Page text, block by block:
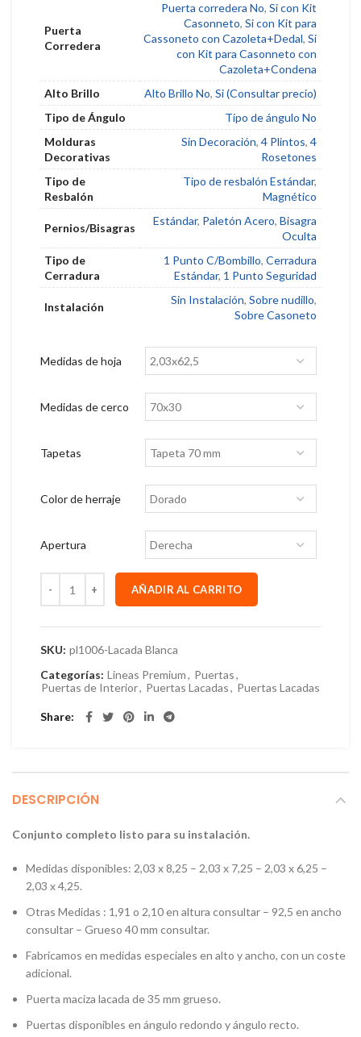
Puerta
Corredera
Puerta corredera No, Si con Kit
Casonneto, Si con Kit para
Cassoneto con Cazoleta+Dedal, Si
con Kit para Casonneto con
Cazoleta+Condena
Alto Brillo
Alto Brillo No, Si (Consultar precio)
Tipo de Ángulo
Tipo de ángulo No
Molduras
Decorativas
Sin Decoración, 4 Plintos, 4
Rosetones
Tipo de
Resbalón
Tipo de resbalón Estándar,
Magnético
Pernios/Bisagras
Estándar, Paletón Acero, Bisagra
Oculta
Tipo de
Cerradura
1 Punto C/Bombillo, Cerradura
Estándar, 1 Punto Seguridad
Instalación
Sin Instalación, Sobre nudillo,
Sobre Casoneto
Medidas de hoja
Medidas de cerco
Tapetas
Color de herraje
Apertura
AÑADIR AL CARRITO
SKU: pl1006-Lacada Blanca
Categorías: Lineas Premium, Puertas,
Puertas de Interior, Puertas Lacadas, Puertas Lacadas
Share
DESCRIPCIÓN
Conjunto completo listo para su instalación.
Medidas disponibles: 2,03 x 8,25 – 2,03 x 7,25 – 2,03 x 6,25 –
2,03 x 4,25.
Otras Medidas : 1,91 o 2,10 en altura consultar – 92,5 en ancho
consultar – Grueso 40 mm consultar.
Fabricamos en medidas especiales en alto y ancho, con un coste
adicional.
Puerta maciza lacada de 35 mm grueso.
Puertas disponibles en ángulo redondo y ángulo recto.